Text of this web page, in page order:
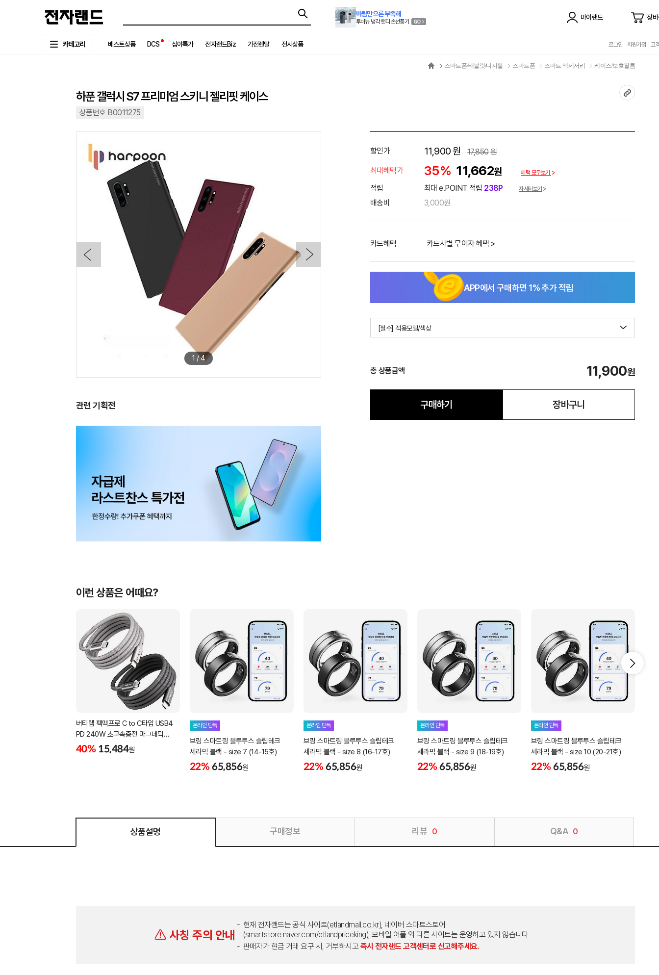
바람만으론 부족해
투비뉴 냉각 핸디 손선풍기
마이랜드 장
카테고리 베스트상품 DCS 심야특가 전자랜드Biz 가전렌탈 전시상품 로그인 회원가입 고
스마트폰/태블릿/디지털 스마트폰 스마트 액세서리 케이스/보호필름
하푼 갤럭시 S7 프리미엄 스키니 젤리핏 케이스
상품번호 B0011275
1 /4
관련 기획전
할인가 11,900원 17,850원
최대혜택가
35% 11,662원 혜택 모두보기
적립 최대 e.POINT 적립 238P 자세히보기
배송비 3,000원
카드혜택 카드사별 무이자 혜택 >
APP에서 구매하면 1% 추가 적립
[필수] 적용모델/색상
총 상품금액 11,900원
구매하기 장바구니
이런 상품은 어때요?
버티탭 팩맥프로 C to C타입 USB4
PD 240W 초고속충전 마그네틱
케이블 1m
40% 15,484원
온라인 단독
브링 스마트링 블루투스 슬립테크
세라믹 블랙 - size 7 (14-15호)
22% 65,856원
온라인 단독
브링 스마트링 블루투스 슬립테크
세라믹 블랙 - size 8 (16-17호)
22% 65,856원
온라인 단독
브링 스마트링 블루투스 슬립테크
세라믹 블랙 - size 9 (18-19호)
22% 65,856원
온라인 단독
브링 스마트링 블루투스 슬립테크
세라믹 블랙 - size 10 (20-21호)
22% 65,856원
상품설명 구매정보 리뷰 0 Q&A 0
사칭 주의 안내
현재 전자랜드는 공식 사이트(etlandmall.co.kr), 네이버 스마트스토어
(smartstore.naver.com/etlandpriceking), 모바일 어플 외 다른 사이트는 운영하고 있지 않습니다.
판매자가 현금 거래 요구 시, 거부하시고 즉시 전자랜드 고객센터로 신고해주세요.